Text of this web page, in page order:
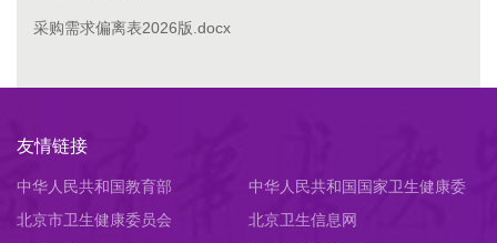
采购需求偏离表2026版.docx
友情链接
中华人民共和国教育部
中华人民共和国国家卫生健康委
员会
北京市卫生健康委员会
北京卫生信息网